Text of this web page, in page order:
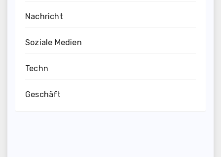
Nachricht
Soziale Medien
Techn
Geschäft